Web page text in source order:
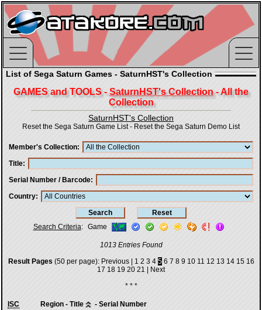
List of Sega Saturn Games - SaturnHST's Collection
GAMES and TOOLS - SaturnHST's Collection- All the
Collection
SaturnHST's Collection
Reset the Sega Saturn Game List- Reset the Sega Saturn Demo List
Member's Collection
Title
Serial Number / Barcode
Country
Search Criteria: Game
1013 Entries Found
Result Pages (50 per page): Previous| 1 2 3 4 5 6 7 8 9 10 11 12 13 14 15 16
17 18 19 20 21
Next
* * *
ISC Region - Title
- Serial Number